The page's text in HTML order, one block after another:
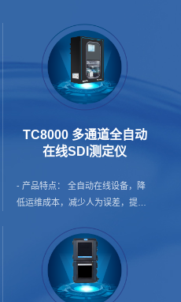
TC8000 多通道全自动
在线SDI测定仪
- 产品特点： 全自动在线设备，降
低运维成本，减少人为误差，提升
膜使用寿命； 产品覆盖纯水及海水
两种配置方案，并支持按需增加增
压泵配置，灵活适配不同应用场景
与现场条件； 单台可覆盖1–4个监